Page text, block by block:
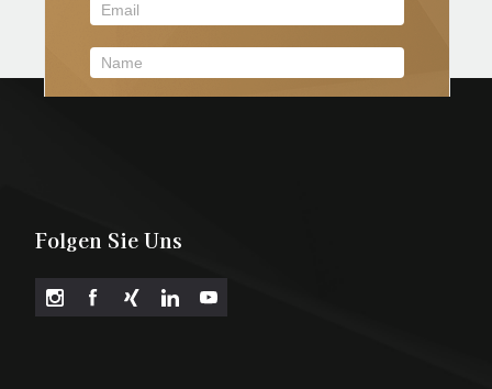
Folgen Sie Uns